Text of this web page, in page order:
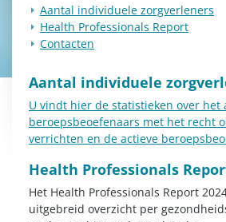
Aantal individuele zorgverleners
Health Professionals Report
Contacten
Aantal individuele
U vindt hier de statistieken over het
beroepsbeoefenaars met het recht
verrichten en de actieve
Health Professionals
Het Health Professionals Report
uitgebreid overzicht per